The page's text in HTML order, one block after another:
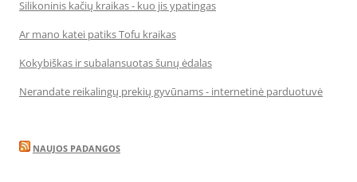
Silikoninis kačių kraikas - kuo jis ypatingas
Ar mano katei patiks Tofu kraikas
Kokybiškas ir subalansuotas šunų ėdalas
Nerandate reikalingų prekių gyvūnams - internetinė parduotuvė
NAUJOS PADANGOS